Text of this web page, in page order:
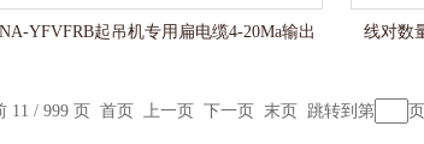
NA-YFVFRB起吊机专用扁电缆4-20Ma输出 线对数
11 / 999 页 首页 上一页 下一页 末页跳转到第 页